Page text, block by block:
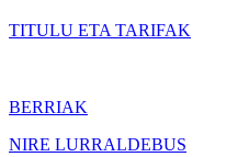
TITULU ETA TARIFAK
BERRIAK
NIRE LURRALDEBUS